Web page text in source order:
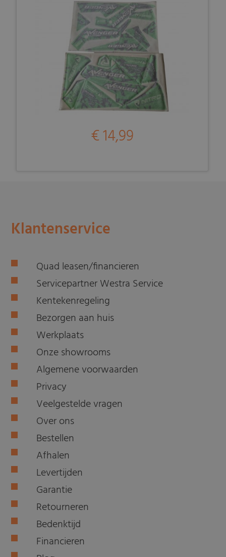
€ 14,99
Klantenservice
Quad leasen/financieren
Servicepartner Westra Service
Kentekenregeling
Bezorgen aan huis
Werkplaats
Onze showrooms
Algemene voorwaarden
Privacy
Veelgestelde vragen
Over ons
Bestellen
Afhalen
Levertijden
Garantie
Retourneren
Bedenktijd
Financieren